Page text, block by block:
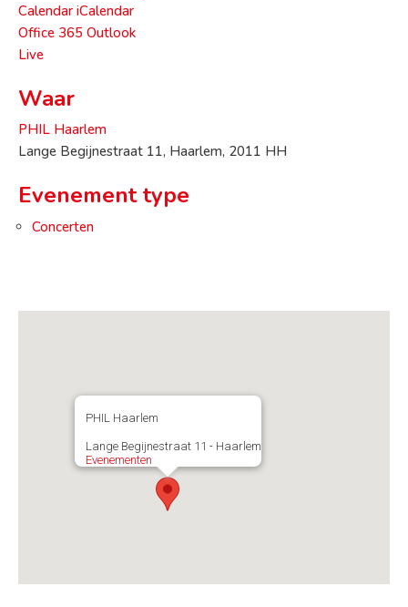
Calendar iCalendar
Office 365 Outlook
Live
Waar
PHIL Haarlem
Lange Begijnestraat 11, Haarlem, 2011 HH
Evenement type
Concerten
PHIL Haarlem
Lange Begijnestraat 11 - Haarlem
Evenementen